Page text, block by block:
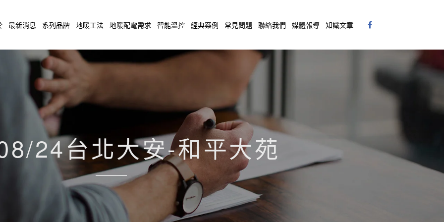
最新消息 系列品牌 地暖工法 地暖配電需求 智能溫控 經典案例 常見問題 聯絡我們 媒體報導 知識文章
24台北大安-和平大苑